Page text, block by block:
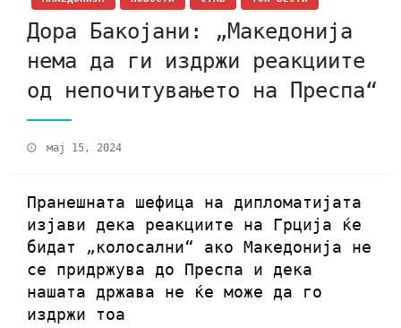
Дора Бакојани: „Македонија
нема да ги издржи реакциите
од непочитувањето на Преспа“
мај 15, 2024
Пранешната шефица на дипломатијата
изјави дека реакциите на Грција ќе
бидат „колосални“ ако Македонија не
се придржува до Преспа и дека
нашата држава не ќе може да го
издржи тоа